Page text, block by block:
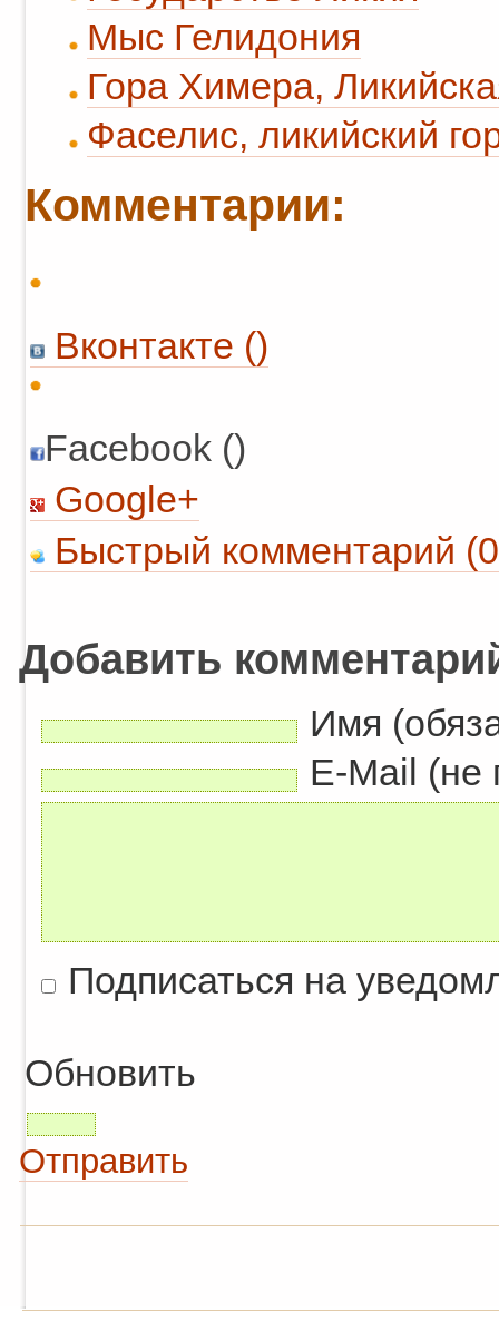
Мыс Гелидония
Гора Химера,
Фаселис, ликийский
Комментарии:
Вконтакте ()
Facebook ()
Google+
Быстрый комментарий
Добавить
Имя
E-Mail (не
Подписаться на
Обновить
Отправить